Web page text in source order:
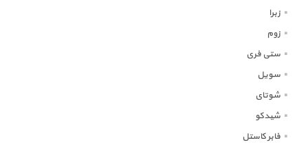
زبرا
زوم
ستی فری
سویل
شوتای
شیدکو
فابر کاستل